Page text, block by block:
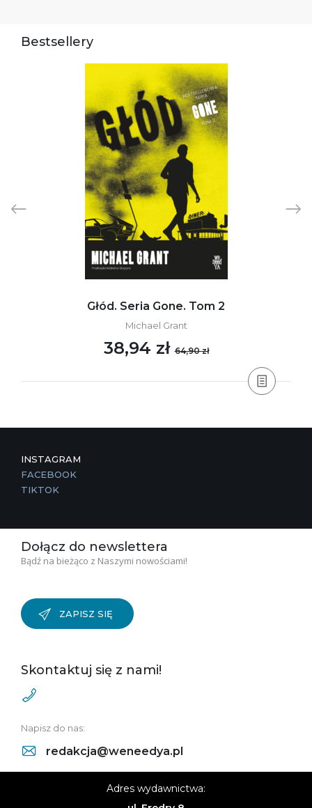
Bestsellery
Głód. Seria Gone. Tom 2
Michael Grant
38,94 zł64,90 zł
INSTAGRAM
FACEBOOK
TIKTOK
Dołącz do newslettera
Bądź na bieżąco z Naszymi nowościami!
ZAPISZ SIĘ
Skontaktuj się z nami!
Napisz do nas:
redakcja@weneedya.pl
Adres wydawnictwa: